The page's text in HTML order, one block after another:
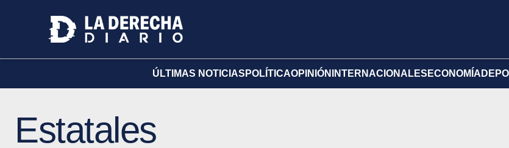
ÚLTIMAS NOTICIAS POLÍTICAOPINIÓN INTERNACIONALES ECONOMÍA
Estatales